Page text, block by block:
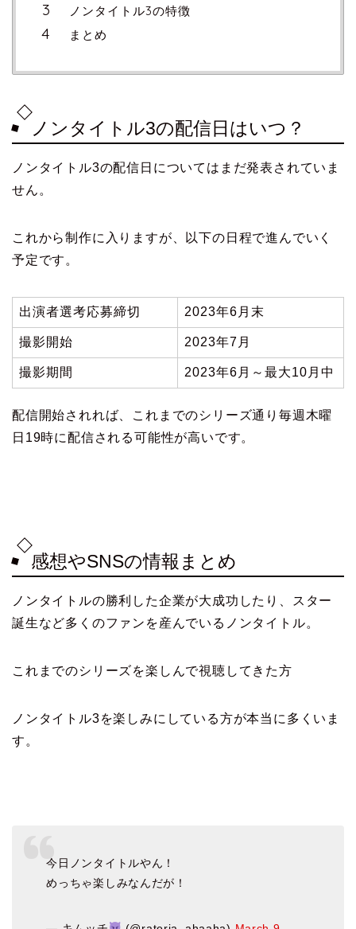
ノンタイトル3の特徴
まとめ
ノンタイトル3の配信日はいつ？
ノンタイトル3の配信日についてはまだ発表されていま
せん。
これから制作に入りますが、以下の日程で進んでいく
予定です。
出演者選考応募締切 2023年6月末
撮影開始 2023年7月
撮影期間 2023年6月～最大10月中
配信開始されれば、これまでのシリーズ通り毎週木曜
日19時に配信される可能性が高いです。
感想やSNSの情報まとめ
ノンタイトルの勝利した企業が大成功したり、スター
誕生など多くのファンを産んでいるノンタイトル。
これまでのシリーズを楽しんで視聴してきた方
ノンタイトル3を楽しみにしている方が本当に多くいま
す。
今日ノンタイトルやん！
めっちゃ楽しみなんだが！